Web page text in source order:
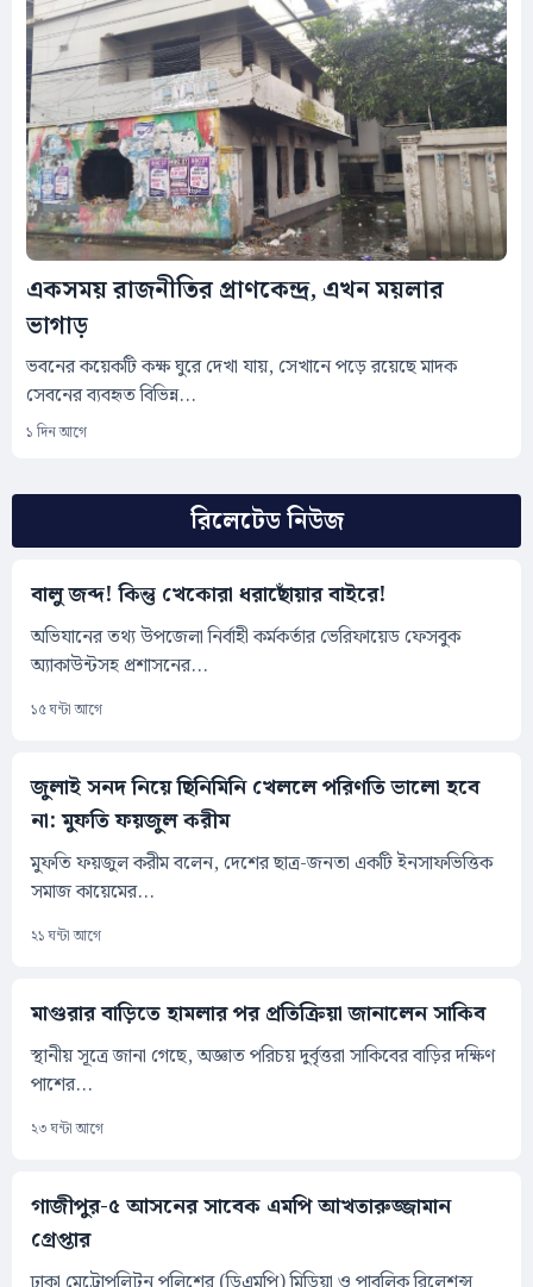
রিলেটেড নিউজ
বালু জব্দ! কিন্তু খেকোরা ধরাছোঁয়ার বাইরে!
অভিযানের তথ্য উপজেলা নির্বাহী কর্মকর্তার ভেরিফায়েড ফেসবুক
অ্যাকাউন্টসহ প্রশাসনের...
১৫ ঘন্টা আগে
জুলাই সনদ নিয়ে ছিনিমিনি খেললে পরিণতি ভালো হবে
না: মুফতি ফয়জুল করীম
মুফতি ফয়জুল করীম বলেন, দেশের ছাত্র-জনতা একটি ইনসাফভিত্তিক
সমাজ কায়েমের...
২১ ঘন্টা আগে
মাগুরার বাড়িতে হামলার পর প্রতিক্রিয়া জানালেন সাকিব
স্থানীয় সূত্রে জানা গেছে, অজ্ঞাত পরিচয় দুর্বৃত্তরা সাকিবের বাড়ির দক্ষিণ
পাশের...
২৩ ঘন্টা আগে
গাজীপুর-৫ আসনের সাবেক এমপি আখতারুজ্জামান
গ্রেপ্তার
একসময় রাজনীতির প্রাণকেন্দ্র, এখন ময়লার
ভাগাড়
ভবনের কয়েকটি কক্ষ ঘুরে দেখা যায়, সেখানে পড়ে রয়েছে মাদক
সেবনের ব্যবহৃত বিভিন্ন...
১ দিন আগে